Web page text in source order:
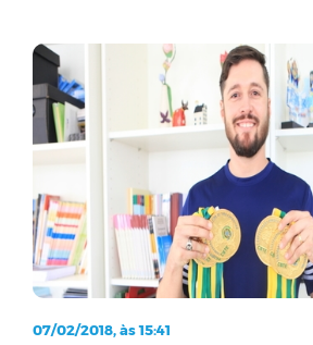
07/02/2018, às 15:41